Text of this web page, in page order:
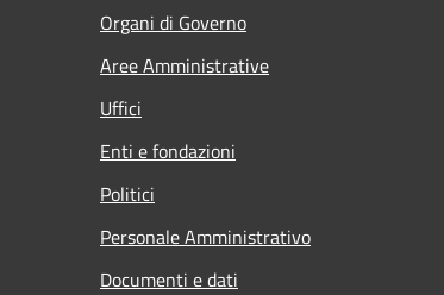
Organi di Governo
Aree Amministrative
Uffici
Enti e fondazioni
Politici
Personale Amministrativo
Documenti e dati